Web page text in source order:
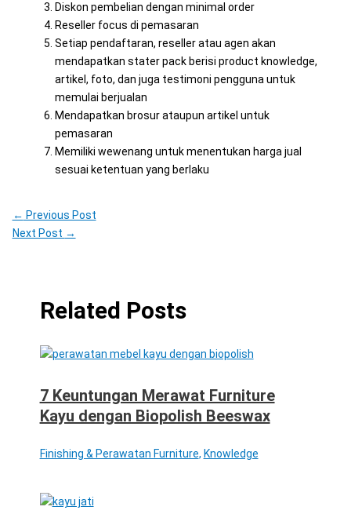
Diskon pembelian dengan minimal order
Reseller focus di pemasaran
Setiap pendaftaran, reseller atau agen akan
mendapatkan stater pack berisi product knowledge,
artikel, foto, dan juga testimoni pengguna untuk
memulai berjualan
Mendapatkan brosur ataupun artikel untuk
pemasaran
Memiliki wewenang untuk menentukan harga jual
sesuai ketentuan yang berlaku
← Previous Post
Next Post →
Related Posts
7 Keuntungan Merawat Furniture
Kayu dengan Biopolish Beeswax
Finishing & Perawatan Furniture, Knowledge